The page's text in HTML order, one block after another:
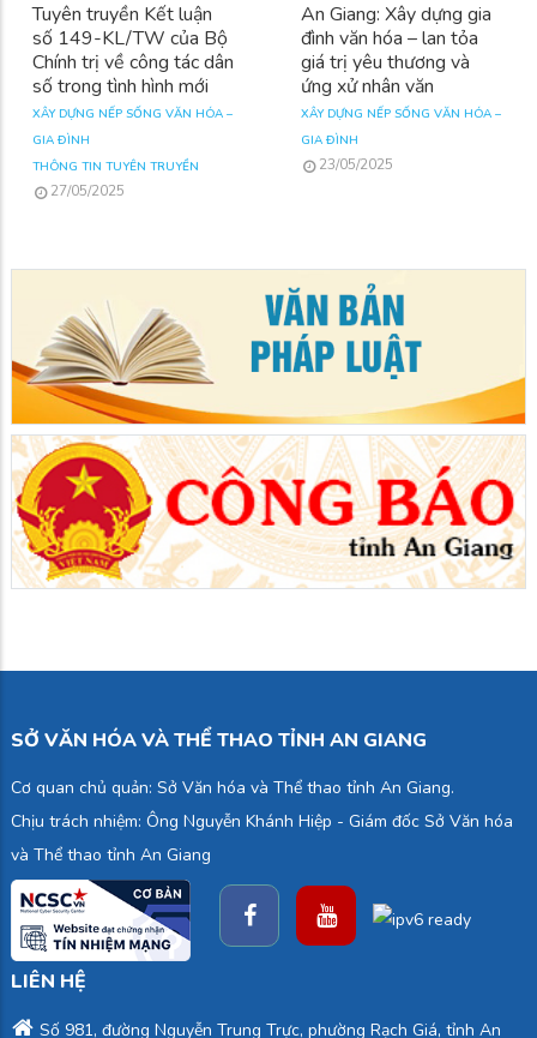
Tuyên truyền Kết luận
số 149-KL/TW của Bộ
Chính trị về công tác dân
số trong tình hình mới
XÂY DỰNG NẾP SỐNG VĂN HÓA –
GIA ĐÌNH
THÔNG TIN TUYÊN TRUYỀN
27/05/2025
An Giang: Xây dựng gia
đình văn hóa – lan tỏa
giá trị yêu thương và
ứng xử nhân văn
XÂY DỰNG NẾP SỐNG VĂN HÓA –
GIA ĐÌNH
23/05/2025
SỞ VĂN HÓA VÀ THỂ THAO TỈNH AN GIANG
Cơ quan chủ quản: Sở Văn hóa và Thể thao tỉnh An Giang.
Chịu trách nhiệm: Ông Nguyễn Khánh Hiệp - Giám đốc Sở Văn hóa
và Thể thao tỉnh An Giang
LIÊN HỆ
Số 981, đường Nguyễn Trung Trực, phường Rạch Giá, tỉnh An